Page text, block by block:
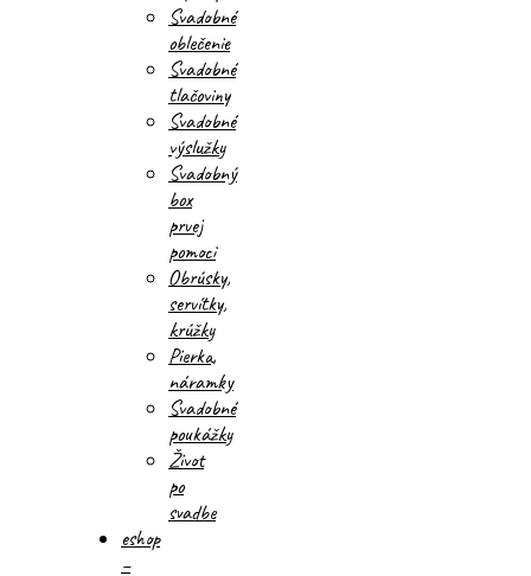
Svadobné
oblečenie
Svadobné
tlačoviny
Svadobné
výslužky
Svadobný
box
prvej
pomoci
Obrúsky,
servítky,
krúžky
Pierka,
náramky
Svadobné
poukážky
Život
po
svadbe
eshop
–